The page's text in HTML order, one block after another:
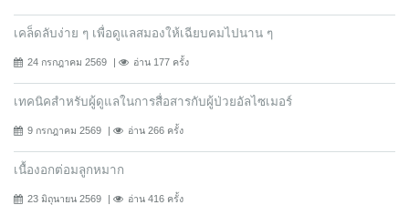
เคล็ดลับง่าย ๆ เพื่อดูแลสมองให้เฉียบคมไปนาน ๆ
24 กรกฎาคม 2569 อ่าน 177 ครั้ง
เทคนิคสำหรับผู้ดูแลในการสื่อสารกับผู้ป่วยอัลไซเมอร์
9 กรกฎาคม 2569 อ่าน 266 ครั้ง
เนื้องอกต่อมลูกหมาก
23 มิถุนายน 2569 อ่าน 416 ครั้ง